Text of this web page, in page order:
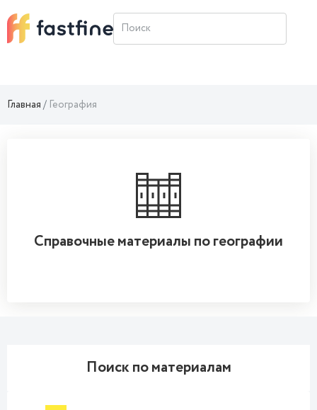
Главная География
Справочные материалы по географии
Поиск по материалам